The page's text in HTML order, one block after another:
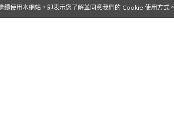
使用本網站，即表示您了解並同意我們的 Cookie 使用方式。